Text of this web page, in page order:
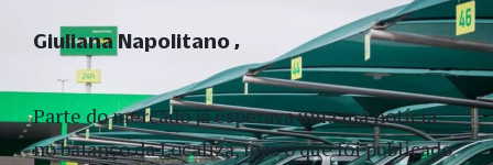
Parte do mercado já esperava uma má notícia
no balanço da Localiza, mas o que foi publicado
Giuliana Napolitano